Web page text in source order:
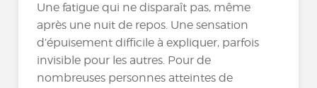
Une fatigue qui ne disparaît pas, même
après une nuit de repos. Une sensation
d’épuisement difficile à expliquer, parfois
invisible pour les autres. Pour de
nombreuses personnes atteintes de